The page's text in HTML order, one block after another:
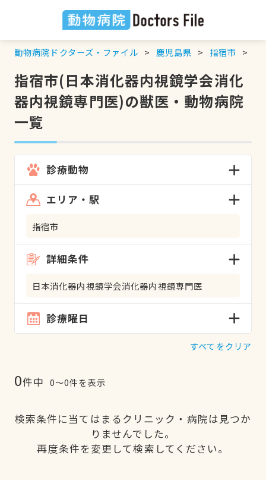
動物病院ドクターズ・ファイル 鹿児島県 指宿市
指宿市(日本消化器内視鏡学会消化
器内視鏡専門医)の獣医・動物病院
一覧
診療動物
エリア・駅
指宿市
詳細条件
日本消化器内視鏡学会消化器内視鏡専門医
診療曜日
すべてをクリア
0件中 0〜0件を表示
検索条件に当てはまるクリニック・病院は見つか
りませんでした。
再度条件を変更して検索してください。